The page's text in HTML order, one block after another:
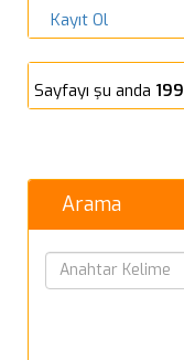
Kayıt Ol
Sayfayı şu anda 199
Arama